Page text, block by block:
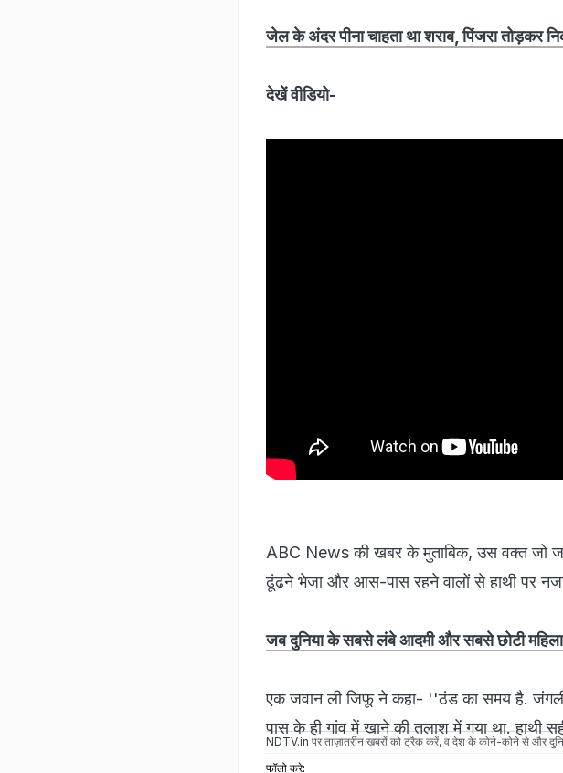
जेल के अंदर पीना चाहता था शराब, पिंजरा तोड़कर
देखें वीडियो-
ABC News की खबर के मुताबिक, उस वक्त जो
ढूंढने भेजा और आस-पास रहने वालों से हाथी पर
जब दुनिया के सबसे लंबे आदमी और सबसे छोटी
एक जवान ली जिफू ने कहा- ''ठंड का समय है. जंगली
पास के ही गांव में खाने की तलाश में गया था. हाथी
NDTV.in पर ताज़ातरीन ख़बरों को ट्रैक करें, व देश के कोने-कोने से और
फॉलो करे: